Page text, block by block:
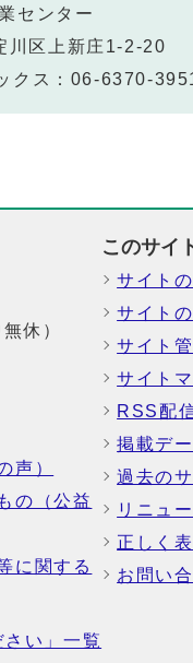
センター
区上新庄1-2-20
ス：06-6370-
休）
声）
の（公益
に関する
さい」一覧
このサイ
サイト
サイト
サイト
サイト
RSS配
掲載デ
過去のサ
リニュ
正しく
お問い